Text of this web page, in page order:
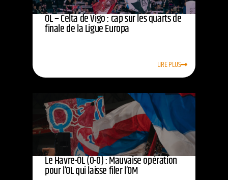
OL – Celta de Vigo : cap sur les quarts de
finale de la Ligue Europa
LIRE PLUS
Le Havre-OL (0-0) : Mauvaise opération
pour l’OL qui laisse filer l’OM